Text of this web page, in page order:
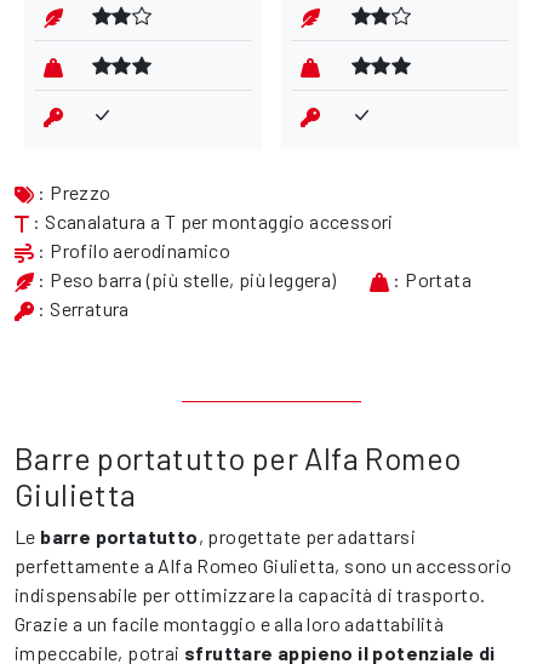
: Prezzo
: Scanalatura a T per montaggio accessori
: Profilo aerodinamico
: Peso barra (più stelle, più leggera)
: Portata
: Serratura
Barre portatutto per Alfa Romeo
Giulietta
Le barre portatutto, progettate per adattarsi
perfettamente a Alfa Romeo Giulietta, sono un accessorio
indispensabile per ottimizzare la capacità di trasporto.
Grazie a un facile montaggio e alla loro adattabilità
impeccabile, potrai sfruttare appieno il potenziale di